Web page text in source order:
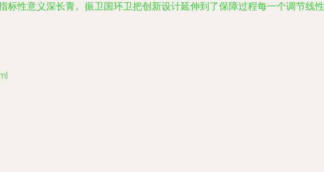
性意义深长青。振卫国环卫把创新设计延伸到了保障过程每一个调节线